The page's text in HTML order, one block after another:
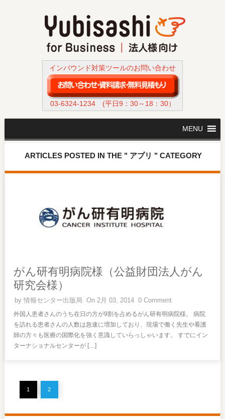
インバウンド対策ツールのお問い合わせ
03-6324-1234(平日9：30～18：30）
MENU
ARTICLES POSTED IN THE " アプリ " CATEGORY
がん研有明病院様（公益財団法人がん
研究会様）
by情報センター出版局 On 2月 03, 2014 0 Comment
外国人患者さんのうち在日の方が9割を占めるがん研有明病院様。 病院
を訪れる患者さんの人数は急速に増加しており、現場で働く先生や看護
師の方々も医療の国際化を強く意識していらっしゃいます。 すでにイン
ターナショナルセンターが […]
1 2